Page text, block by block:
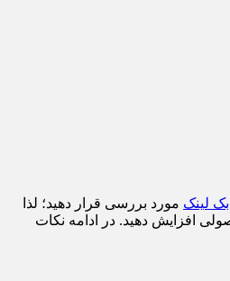
لینک مورد بررسی قرار دهید؛ لذا
افزایش دهید. در ادامه نکات